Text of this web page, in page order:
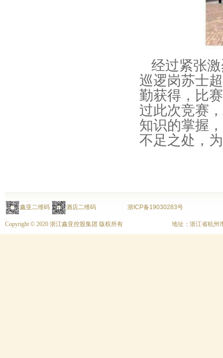
经过紧张
巡逻岗苏士
勤获得，比
过此次竞赛
知识的掌握
不足之处，
鑫亚二维码 酒店二维码 浙ICP备19030283号
Copyright © 2020 浙江鑫亚控股集团 版权所有 地址：浙江省杭州